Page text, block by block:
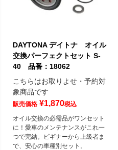
DAYTONA デイトナ オイル
交換パーフェクトセット S-
40 品番：18062
こちらはお取りよせ・予約対
象商品です
販売価格 ¥1,870税込
オイル交換の必需品がワンセット
に！愛車のメンテナンスがこれ一
つで完結。ビギナーから上級者ま
で、安心の車種別セット。